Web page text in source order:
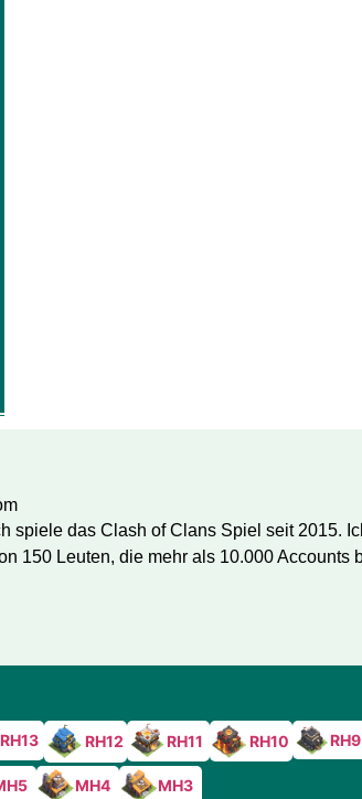
spiele das Clash of Clans Spiel seit 2015.
150 Leuten, die mehr als 10.000
RH13 RH12 RH11 RH10 RH9
MH4 MH3